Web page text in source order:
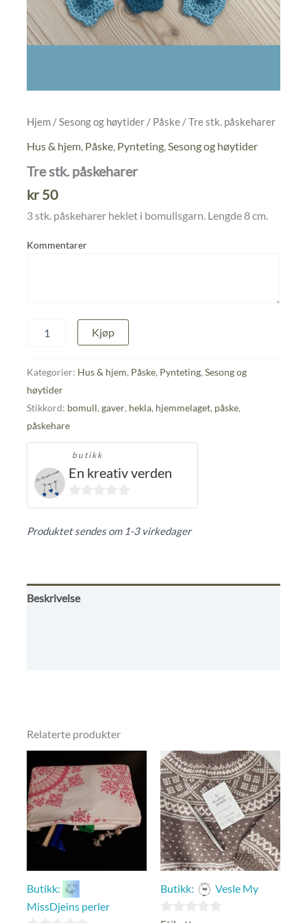
Hjem /Sesong og høytider / Påske / Tre stk. påskeharer
Hus & hjem Påske Pynteting Sesong og høytider
Tre stk. påskeharer
kr50
3 stk. påskeharer heklet i bomullsgarn. Lengde 8 cm.
Kommentarer
antall
Kjøp
Kategorier: Hus & hjem, Påske, Pynteting, Sesong og
høytider
Stikkord: bomull, gaver, hekla, hjemmelaget, påske,
påskehare
butikk
En kreativ verden
0
Produktet sendes om 1-3 virkedager
Beskrivelse
Relaterte produkter
Butikk:
MissDjeins perler
Butikk: Vesle My